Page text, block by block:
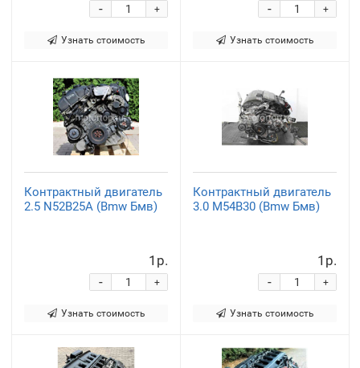
+
-
Узнать стоимость
+
-
Узнать стоимость
Контрактный двигатель
2.5 N52B25A (Bmw Бмв)
1р.
+
-
Узнать стоимость
Контрактный двигатель
3.0 M54B30 (Bmw Бмв)
1р.
+
-
Узнать стоимость